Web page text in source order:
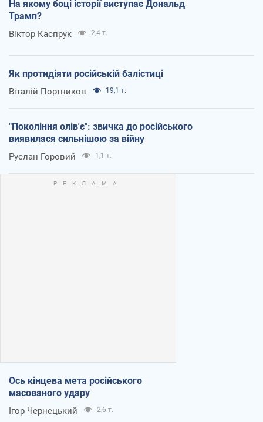
На якому боці історії виступає Дональд
Трамп?
Віктор Каспрук 2,4 т.
Як протидіяти російській балістиці
Віталій Портников 19,1 т.
"Покоління олів'є": звичка до російського
виявилася сильнішою за війну
Руслан Горовий 1,1 т.
Ось кінцева мета російського
масованого удару
Ігор Чернецький 2,6 т.